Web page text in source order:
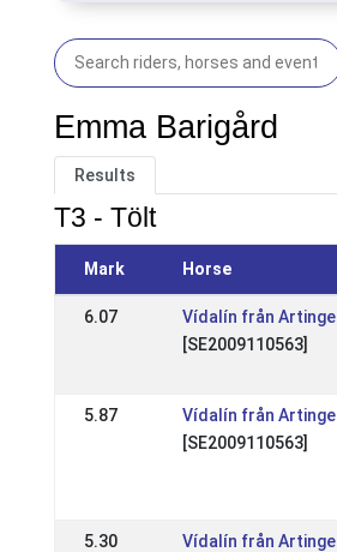
Emma Barigård
Results
T3 - Tölt
Mark Horse
6.07
Vídalín från Artinge
[SE2009110563]
5.87
Vídalín från Artinge
[SE2009110563]
5.30
Vídalín från Artinge